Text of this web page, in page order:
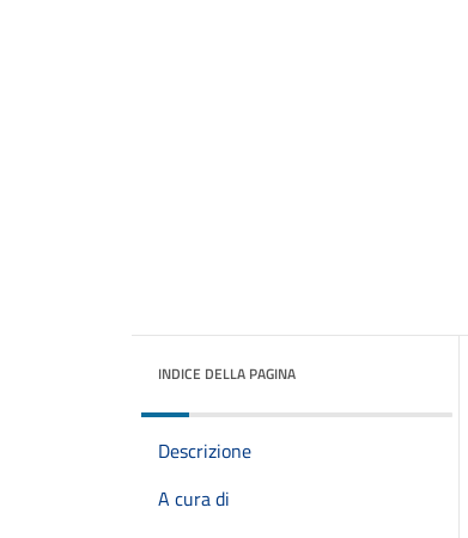
INDICE DELLA PAGINA
Descrizione
A cura di